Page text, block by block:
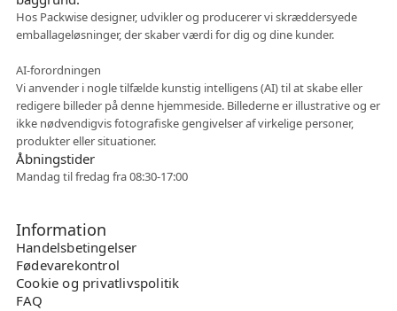
Hos Packwise designer, udvikler og producerer vi skræddersyede
emballageløsninger, der skaber værdi for dig og dine kunder.
AI-forordningen
Vi anvender i nogle tilfælde kunstig intelligens (AI) til at skabe eller
redigere billeder på denne hjemmeside. Billederne er illustrative og er
ikke nødvendigvis fotografiske gengivelser af virkelige personer,
produkter eller situationer.
Åbningstider
Mandag til fredag fra 08:30-17:00
Information
Handelsbetingelser
Fødevarekontrol
Cookie og privatlivspolitik
FAQ